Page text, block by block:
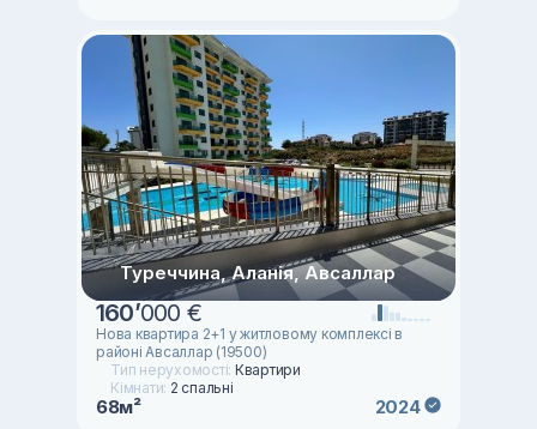
Туреччина, Аланія, Авсаллар
160’000 €
Нова квартира 2+1 у житловому комплексі в
районі Авсаллар (19500)
Тип нерухомості: Квартири
Кімнати: 2 спальні
68м² 2024